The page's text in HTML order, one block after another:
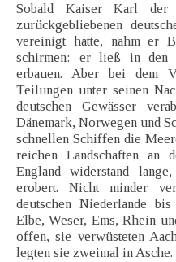
Sobald Kaiser Karl
zurückgebliebenen
vereinigt hatte, nahm er
schirmen: er ließ in den
erbauen. Aber bei dem
Teilungen unter seinen
deutschen Gewässer
Dänemark, Norwegen und
schnellen Schiffen die
reichen Landschaften an
England widerstand
erobert. Nicht minder
deutschen Niederlande
Elbe, Weser, Ems, Rhein
offen, sie verwüsteten
legten sie zweimal in Asche.